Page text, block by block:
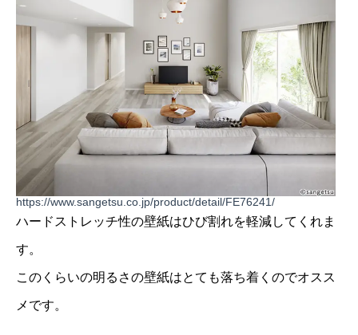
https://www.sangetsu.co.jp/product/detail/FE76241/
ハードストレッチ性の壁紙はひび割れを軽減してくれま
す。
このくらいの明るさの壁紙はとても落ち着くのでオスス
メです。